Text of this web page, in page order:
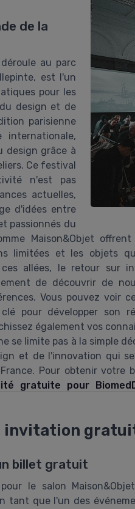
de la
au parc
est l'un
pour les
design et de
parisienne
design grâce à
Ce festival
n'est pas
actuelles,
d'idées entre
passionnés du
Maison&Objet
limitées et les objets
allées, le retour sur
de découvrir de
Vous pouvez voir
pour développer son
également vos
se limite pas à la simple
et de l'innovation qui
Pour obtenir votre
gratuite pour
invitation
billet gratuit
le salon
tant que l'un des